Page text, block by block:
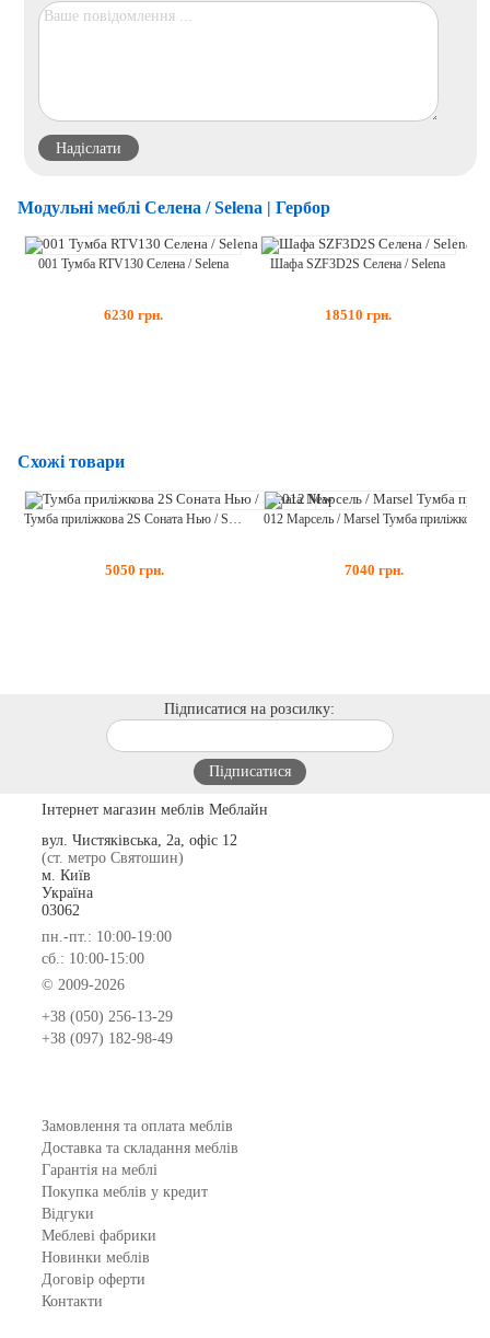
Модульні меблі Селена / Selena | Гербор
001 Тумба RTV130 Селена / Selena
6230 грн.
Шафа SZF3D2S Селена / Selena
18510 грн.
Схожі товари
5050 грн. 7040 грн.
Підписатися на розсилку:
Інтернет магазин меблів Меблайн
вул. Чистяківська, 2а, офіс 12
(ст. метро Святошин)
м. Київ
Україна
03062
пн.-пт.: 10:00-19:00
сб.: 10:00-15:00
© 2009-2026
+38 (050) 256-13-29
+38 (097) 182-98-49
Замовлення та оплата меблів
Доставка та складання меблів
Гарантія на меблі
Покупка меблів у кредит
Відгуки
Меблеві фабрики
Новинки меблів
Договір оферти
Контакти